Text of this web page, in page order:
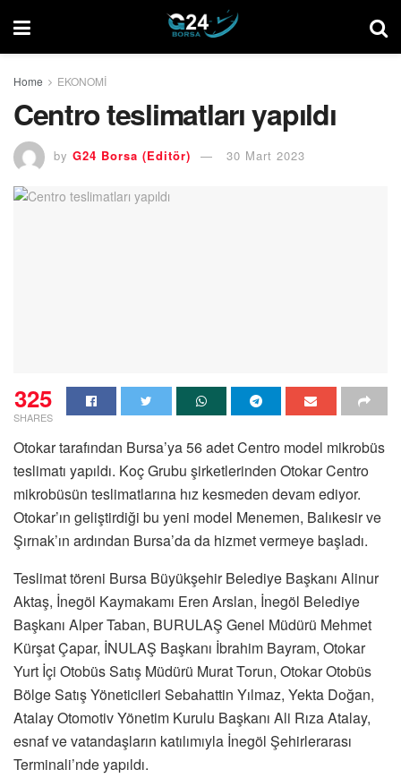
Home EKONOMİ
Centro teslimatları yapıldı
by G24 Borsa (Editör) 30 Mart 2023
325
SHARES
Otokar tarafından Bursa’ya 56 adet Centro model mikrobüs
teslimatı yapıldı. Koç Grubu şirketlerinden Otokar Centro
mikrobüsün teslimatlarına hız kesmeden devam ediyor.
Otokar’ın geliştirdiği bu yeni model Menemen, Balıkesir ve
Şırnak’ın ardından Bursa’da da hizmet vermeye başladı.
Teslimat töreni Bursa Büyükşehir Belediye Başkanı Alinur
Aktaş, İnegöl Kaymakamı Eren Arslan, İnegöl Belediye
Başkanı Alper Taban, BURULAŞ Genel Müdürü Mehmet
Kürşat Çapar, İNULAŞ Başkanı İbrahim Bayram, Otokar
Yurt İçi Otobüs Satış Müdürü Murat Torun, Otokar Otobüs
Bölge Satış Yöneticileri Sebahattin Yılmaz, Yekta Doğan,
Atalay Otomotiv Yönetim Kurulu Başkanı Ali Rıza Atalay,
esnaf ve vatandaşların katılımıyla İnegöl Şehirlerarası
Terminali’nde yapıldı.